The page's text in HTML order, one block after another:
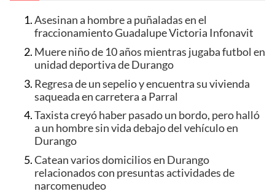
Asesinan a hombre a puñaladas en el
fraccionamiento Guadalupe Victoria Infonavit
Muere niño de 10 años mientras jugaba futbol en
unidad deportiva de Durango
Regresa de un sepelio y encuentra su vivienda
saqueada en carretera a Parral
Taxista creyó haber pasado un bordo, pero halló
a un hombre sin vida debajo del vehículo en
Durango
Catean varios domicilios en Durango
relacionados con presuntas actividades de
narcomenudeo